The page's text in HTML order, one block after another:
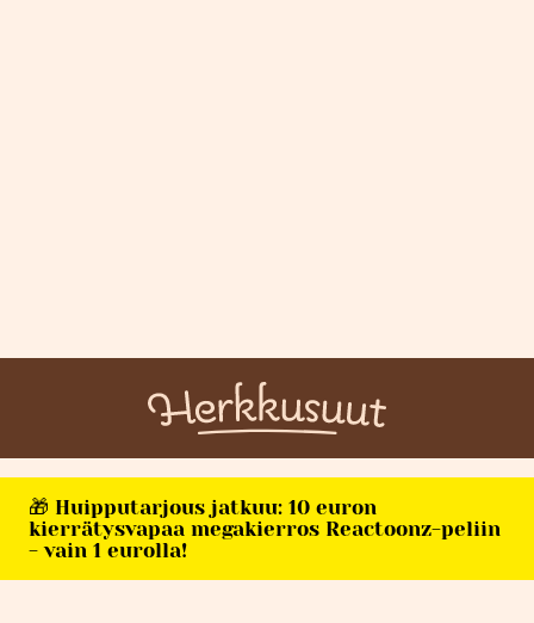
🎁 Huipputarjous jatkuu: 10 euron
kierrätysvapaa megakierros Reactoonz-peliin
- vain 1 eurolla!